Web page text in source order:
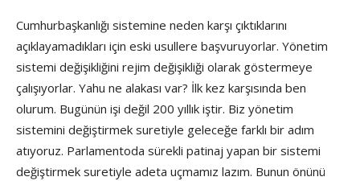
Cumhurbaşkanlığı sistemine neden karşı çıktıklarını
açıklayamadıkları için eski usullere başvuruyorlar. Yönetim
sistemi değişikliğini rejim değişikliği olarak göstermeye
çalışıyorlar. Yahu ne alakası var? İlk kez karşısında ben
olurum. Bugünün işi değil 200 yıllık iştir. Biz yönetim
sistemini değiştirmek suretiyle geleceğe farklı bir adım
atıyoruz. Parlamentoda sürekli patinaj yapan bir sistemi
değiştirmek suretiyle adeta uçmamız lazım. Bunun önünü